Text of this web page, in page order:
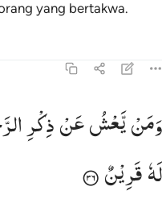
yang bertakwa.
ومن يعش عن ذكر الرحمان نقيض
وَمَن يَعْشُ عَن ذِكْرِ ٱلرَّحْمَـٰنِ
وَمَنْیَّعْشُعَنْذِكْرِ
لَهٗقَرِیْنٌ